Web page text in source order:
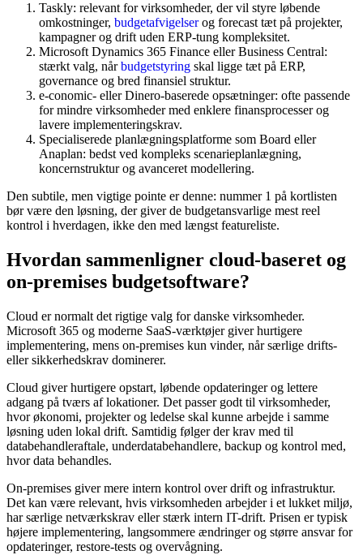
Taskly: relevant for virksomheder, der vil styre løbende
omkostninger, budgetafvigelserog forecast tæt på projekter,
kampagner og drift uden ERP-tung kompleksitet.
Microsoft Dynamics 365 Finance eller Business Central:
stærkt valg, nårbudgetstyring skal ligge tæt på ERP,
governance og bred finansiel struktur.
e-conomic- eller Dinero-baserede opsætninger: ofte passende
for mindre virksomheder med enklere finansprocesser og
lavere implementeringskrav.
Specialiserede planlægningsplatforme som Board eller
Anaplan: bedst ved kompleks scenarieplanlægning,
koncernstruktur og avanceret modellering.
Den subtile, men vigtige pointe er denne: nummer 1 på kortlisten
bør være den løsning, der giver de budgetansvarlige mest reel
kontrol i hverdagen, ikke den med længst featureliste.
Hvordan sammenligner cloud-baseret og
on-premises budgetsoftware?
Cloud er normalt det rigtige valg for danske virksomheder.
Microsoft 365 og moderne SaaS-værktøjer giver hurtigere
implementering, mens on-premises kun vinder, når særlige drifts-
eller sikkerhedskrav dominerer.
Cloud giver hurtigere opstart, løbende opdateringer og lettere
adgang på tværs af lokationer. Det passer godt til virksomheder,
hvor økonomi, projekter og ledelse skal kunne arbejde i samme
løsning uden lokal drift. Samtidig følger der krav med til
databehandleraftale, underdatabehandlere, backup og kontrol med,
hvor data behandles.
On-premises giver mere intern kontrol over drift og infrastruktur.
Det kan være relevant, hvis virksomheden arbejder i et lukket miljø,
har særlige netværkskrav eller stærk intern IT-drift. Prisen er typisk
højere implementering, langsommere ændringer og større ansvar for
opdateringer, restore-tests og overvågning.